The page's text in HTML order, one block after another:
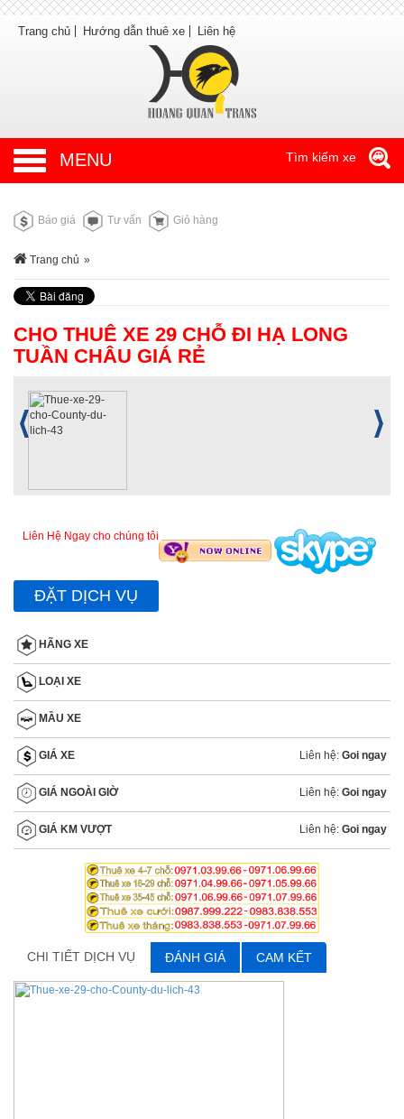
Trang chủ Hướng dẫn thuê xe Liên hệ
MENU Tìm kiếm xe
Báo giá Tư vấn Giỏ hàng
Trang chủ »
CHO THUÊ XE 29 CHỖ ĐI HẠ LONG
TUẦN CHÂU GIÁ RẺ
Liên Hệ Ngay cho chúng tôi
ĐẶT DỊCH VỤ
HÃNG XE
LOẠI XE
MẦU XE
GIÁ XE Liên hệ: Goi ngay
GIÁ NGOÀI GIỜ Liên hệ: Goi ngay
GIÁ KM VƯỢT Liên hệ: Goi ngay
CHI TIẾT DỊCH VỤ ĐÁNH GIÁ CAM KẾT